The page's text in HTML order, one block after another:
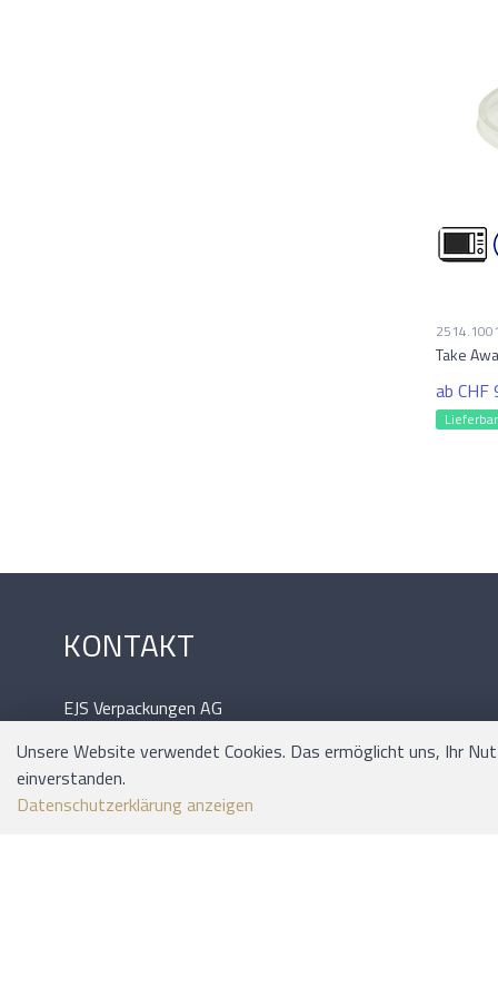
Take
ab CHF
KONTAKT
EJS Verpackungen AG
3054 Schüpfen
Tel.: 031 / 879 09 02
Mail: office@ejs.ch
Unsere Website verwendet Cookies. Das ermöglicht uns, Ihr
einverstanden.
Datenschutzerklärung anzeigen